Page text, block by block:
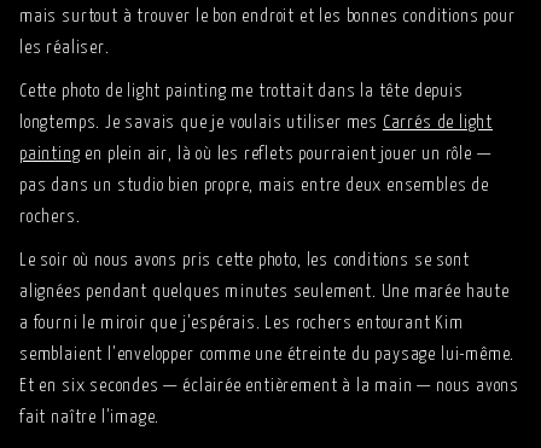
mais surtout à trouver le bon endroit et les bonnes conditions pour
les réaliser.
Cette photo de light painting me trottait dans la tête depuis
longtemps. Je savais que je voulais utiliser mes Carrés de light
painting en plein air, là où les reflets pourraient jouer un rôle —
pas dans un studio bien propre, mais entre deux ensembles de
rochers.
Le soir où nous avons pris cette photo, les conditions se sont
alignées pendant quelques minutes seulement. Une marée haute
a fourni le miroir que j'espérais. Les rochers entourant Kim
semblaient l'envelopper comme une étreinte du paysage lui-même.
Et en six secondes — éclairée entièrement à la main — nous avons
fait naître l'image.